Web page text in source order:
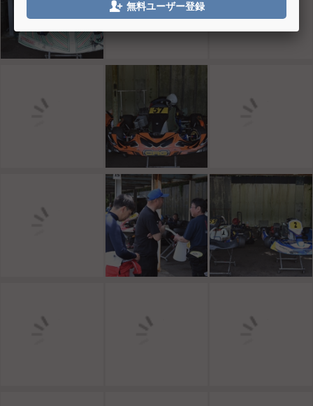
 無料ユーザー登録